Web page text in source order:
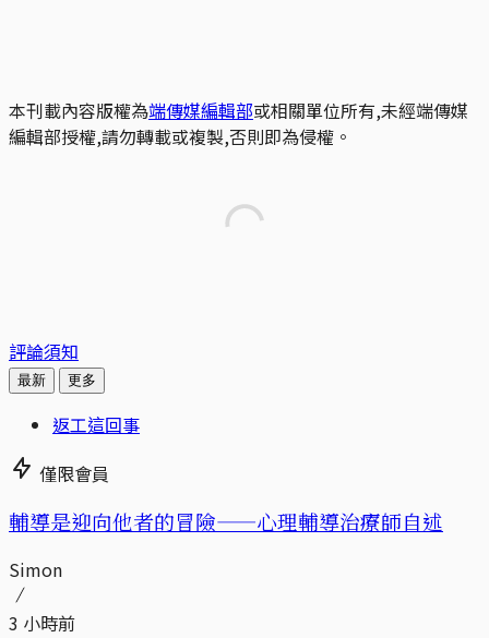
本刊載內容版權為端傳媒編輯部或相關單位所有,未經端傳媒
編輯部授權,請勿轉載或複製,否則即為侵權。
評論須知
最新 更多
返工這回事
僅限會員
輔導是迎向他者的冒險——心理輔導治療師自述
Simon
3 小時前